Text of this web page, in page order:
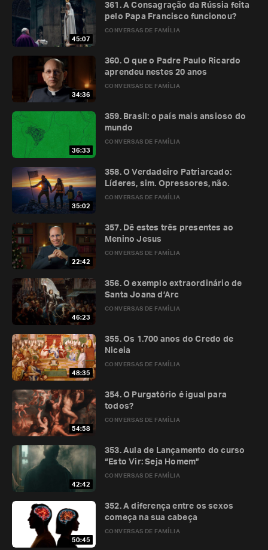
45:07
CONVERSAS DE FAMÍLIA
361. A Consagração da Rússia feita
pelo Papa Francisco funcionou?
34:36
CONVERSAS DE FAMÍLIA
360. O que o Padre Paulo Ricardo
aprendeu nestes 20 anos
36:33
CONVERSAS DE FAMÍLIA
359. Brasil: o país mais ansioso do
mundo
35:02
CONVERSAS DE FAMÍLIA
358. O Verdadeiro Patriarcado:
Líderes, sim. Opressores, não.
22:42
CONVERSAS DE FAMÍLIA
357. Dê estes três presentes ao
Menino Jesus
46:23
CONVERSAS DE FAMÍLIA
356. O exemplo extraordinário de
Santa Joana d’Arc
48:35
CONVERSAS DE FAMÍLIA
355. Os 1.700 anos do Credo de
Niceia
54:58
CONVERSAS DE FAMÍLIA
354. O Purgatório é igual para
todos?
42:42
CONVERSAS DE FAMÍLIA
353. Aula de Lançamento do curso
“Esto Vir: Seja Homem”
50:45
CONVERSAS DE FAMÍLIA
352. A diferença entre os sexos
começa na sua cabeça